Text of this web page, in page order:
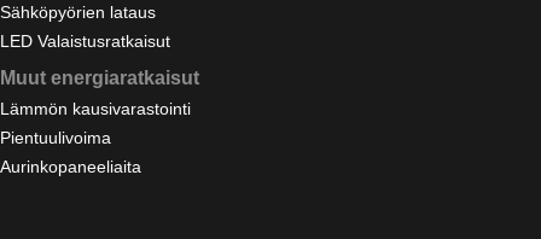
Sähköpyörien lataus
LED Valaistusratkaisut
Muut energiaratkaisut
Lämmön kausivarastointi
Pientuulivoima
Aurinkopaneeliaita